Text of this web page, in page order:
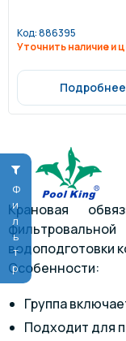
Фильтр
Код:886395
Уточнить наличие и
Подробнее
Крановая
водоподготовки
Особенности:
Группа
Подходит для